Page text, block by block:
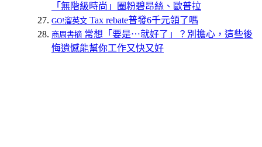
「無階級時尚」圈粉碧昂絲、歐普拉
GO!溜英文 Tax rebate普發6千元領了嗎
商周書摘 常想「要是⋯就好了」？別擔心，這些後
悔遺憾能幫你工作又快又好